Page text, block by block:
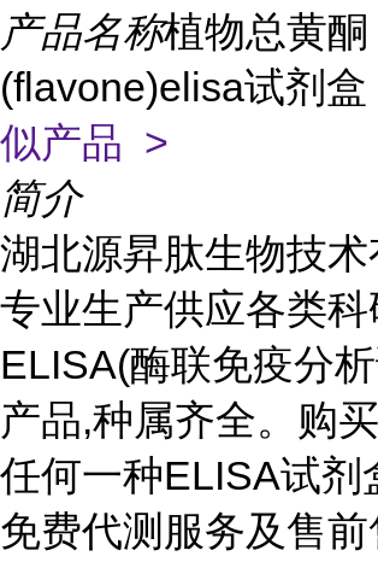
产品名称植物总黄酮
(flavone)elisa试剂盒
似产品 >
简介
湖北源昇肽生物技术
专业生产供应各类科
ELISA(酶联免疫分
产品,种属齐全。购
任何一种ELISA试剂
免费代测服务及售